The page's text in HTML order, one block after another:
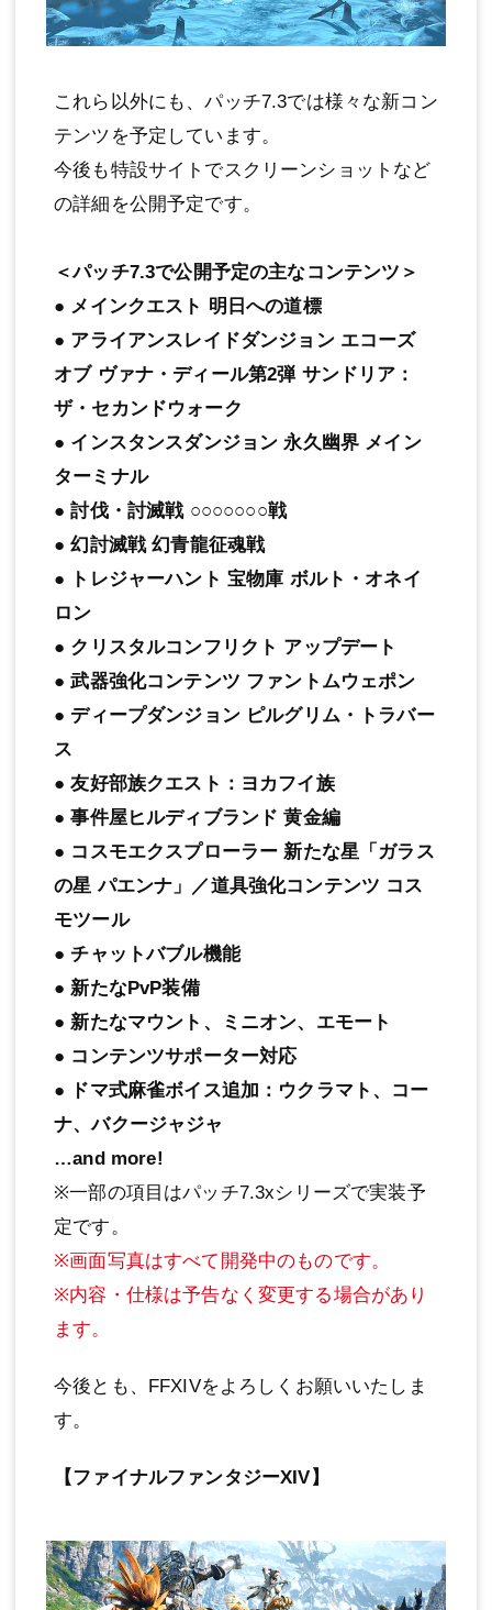
これら以外にも、パッチ7.3では様々な新コン
テンツを予定しています。
今後も特設サイトでスクリーンショットなど
の詳細を公開予定です。
＜パッチ7.3で公開予定の主なコンテンツ＞
● メインクエスト 明日への道標
● アライアンスレイドダンジョン エコーズ
オブ ヴァナ・ディール第2弾 サンドリア：
ザ・セカンドウォーク
● インスタンスダンジョン 永久幽界 メイン
ターミナル
● 討伐・討滅戦 ○○○○○○○戦
● 幻討滅戦 幻青龍征魂戦
● トレジャーハント 宝物庫 ボルト・オネイ
ロン
● クリスタルコンフリクト アップデート
● 武器強化コンテンツ ファントムウェポン
● ディープダンジョン ピルグリム・トラバー
ス
● 友好部族クエスト：ヨカフイ族
● 事件屋ヒルディブランド 黄金編
● コスモエクスプローラー 新たな星「ガラス
の星 パエンナ」／道具強化コンテンツ コス
モツール
● チャットバブル機能
● 新たなPvP装備
● 新たなマウント、ミニオン、エモート
● コンテンツサポーター対応
● ドマ式麻雀ボイス追加：ウクラマト、コー
ナ、バクージャジャ
…and more!
※一部の項目はパッチ7.3xシリーズで実装予
定です。
※画面写真はすべて開発中のものです。
※内容・仕様は予告なく変更する場合があり
ます。
今後とも、FFXIVをよろしくお願いいたしま
す。
【ファイナルファンタジーXIV】